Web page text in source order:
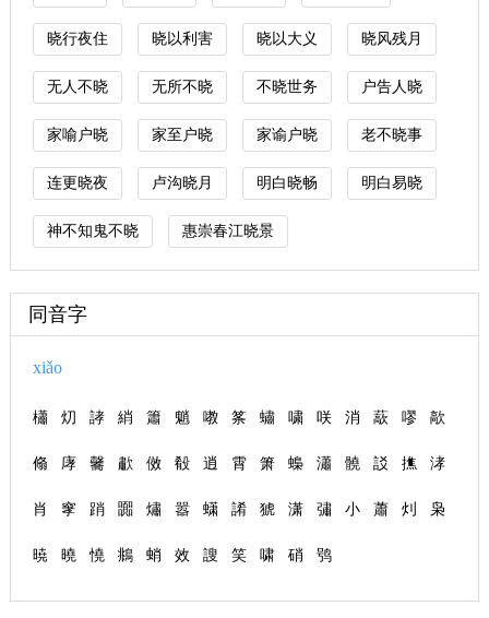
晓行夜住 晓以利害 晓以大义 晓风残月
无人不晓 无所不晓 不晓世务 户告人晓
家喻户晓 家至户晓 家谕户晓 老不晓事
连更晓夜 卢沟晓月 明白晓畅 明白易晓
神不知鬼不晓 惠崇春江晓景
同音字
xiǎo
櫹 灱 誟 綃 簫 魈 嘋 筿 蟰 嘨 咲 消 藃 嘐 歊
翛 庨 毊 歗 傚 殽 逍 霄 箫 蟂 瀟 髐 訤 撨 涍
肖 窙 踃 嚻 熽 嚣 蟏 誵 猇 潇 彇 小 蕭 灲 枭
暁 曉 憢 鴵 蛸 效 謏 笑 啸 硝 鸮